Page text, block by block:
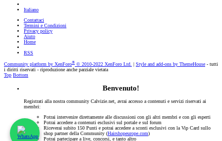
Italiano
Contattaci
Termini e Condizioni
Privacy policy
Aiuto
Home
RSS
Community platform by XenForo® © 2010-2022 XenForo Ltd. Style and add-ons by ThemeHouse - tutti
i diritti riservati - riproduzione anche parziale vietata
Top Bottom
Benvenuto!
Registrati alla nostra community Calvizie.net, avrai accesso a contenuti e servizi riservati ai
membri:
Potrai intervenire direttamente alle discussioni con gli altri membri e con gli esperti
Potrai accedere a contenuti esclusivi sul portale e sul forum
Riceverai subito 150 Punti e potrai accedere a sconti esclusivi con la Vip Card sullo
shop partner della Community (Hairshopeurope.com)
Potrai partecipare a live, concorsi, e tanto altro